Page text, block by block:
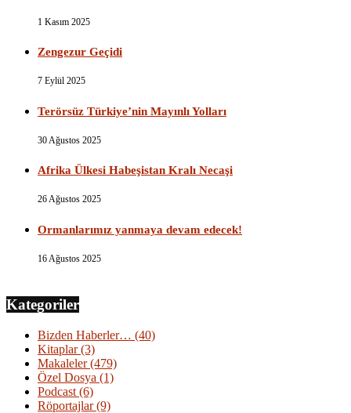
1 Kasım 2025
Zengezur Geçidi
7 Eylül 2025
Terörsüz Türkiye’nin Mayınlı Yolları
30 Ağustos 2025
Afrika Ülkesi Habeşistan Kralı Necaşi
26 Ağustos 2025
Ormanlarımız yanmaya devam edecek!
16 Ağustos 2025
Kategoriler
Bizden Haberler… (40)
Kitaplar(3)
Makaleler(479)
Özel Dosya (1)
Podcast (6)
Röportajlar(9)